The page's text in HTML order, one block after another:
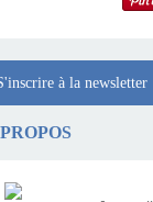
à la newsletter